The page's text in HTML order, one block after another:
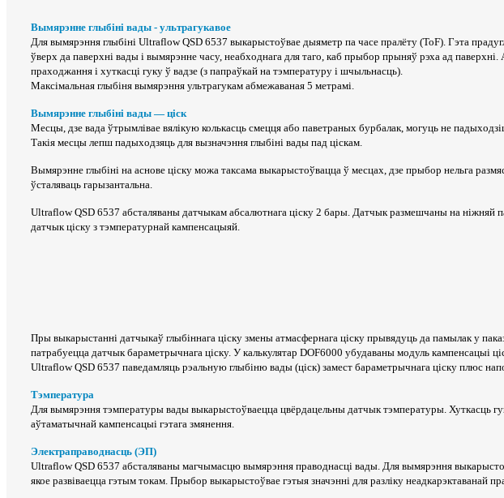
Вымярэнне глыбіні вады - ультрагукавое
Для вымярэння глыбіні Ultraflow QSD 6537 выкарыстоўвае дыяметр па часе пралёту (ToF). Гэта
ўверх да паверхні вады і вымярэнне часу, неабходнага для таго, каб прыбор прыняў рэха ад
праходжання і хуткасці гуку ў вадзе (з папраўкай на тэмпературу і шчыльнасць).
Максімальная глыбіня вымярэння ультрагукам абмежаваная 5 метрамі.
Вымярэнне глыбіні вады — ціск
Месцы, дзе вада ўтрымлівае вялікую колькасць смецця або паветраных бурбалак, могуць не
Такія месцы лепш падыходзяць для вызначэння глыбіні вады пад ціскам.
Вымярэнне глыбіні на аснове ціску можа таксама выкарыстоўвацца ў месцах, дзе прыбор нельга
ўсталяваць гарызантальна.
Ultraflow QSD 6537 абсталяваны датчыкам абсалютнага ціску 2 бары. Датчык размешчаны на ніжняй
датчык ціску з тэмпературнай кампенсацыяй.
Пры выкарыстанні датчыкаў глыбіннага ціску змены атмасфернага ціску прывядуць да памылак у
патрабуецца датчык бараметрычнага ціску. У калькулятар DOF6000 убудаваны модуль кампенсацыі
Ultraflow QSD 6537 паведамляць рэальную глыбіню вады (ціск) замест бараметрычнага ціску плюс
Тэмпература
Для вымярэння тэмпературы вады выкарыстоўваецца цвёрдацельны датчык тэмпературы. Хуткасць
аўтаматычнай кампенсацыі гэтага змянення.
Электраправоднасць (ЭП)
Ultraflow QSD 6537 абсталяваны магчымасцю вымярэння праводнасці вады. Для вымярэння
якое развіваецца гэтым токам. Прыбор выкарыстоўвае гэтыя значэнні для разліку неадкарэктаванай